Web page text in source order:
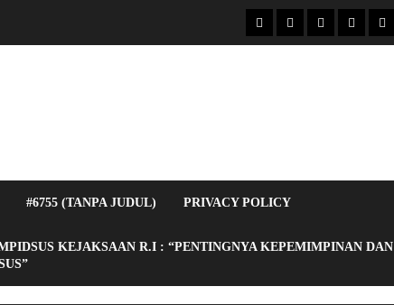
#6755 (TANPA JUDUL) PRIVACY POLICY
KEJAKSAAN R.I : “PENTINGNYA KEPEMIMPINAN DAN